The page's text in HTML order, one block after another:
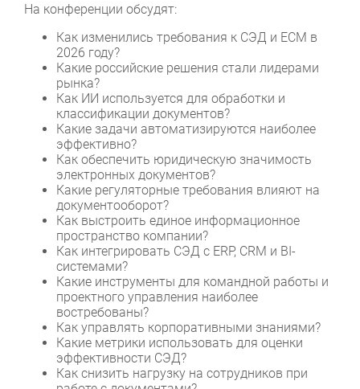
На конференции обсудят:
Как изменились требования к СЭД и ECM в
2026 году?
Какие российские решения стали лидерами
рынка?
Как ИИ используется для обработки и
классификации документов?
Какие задачи автоматизируются наиболее
эффективно?
Как обеспечить юридическую значимость
электронных документов?
Какие регуляторные требования влияют на
документооборот?
Как выстроить единое информационное
пространство компании?
Как интегрировать СЭД с ERP, CRM и BI-
системами?
Какие инструменты для командной работы и
проектного управления наиболее
востребованы?
Как управлять корпоративными знаниями?
Какие метрики использовать для оценки
эффективности СЭД?
Как снизить нагрузку на сотрудников при